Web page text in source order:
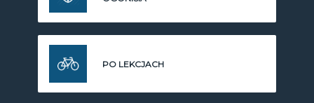
PO LEKCJACH